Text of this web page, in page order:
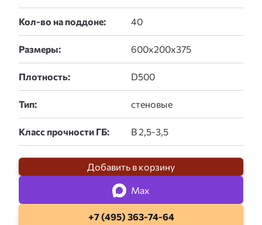
Кол-во на поддоне:
Размеры:
Плотность:
Тип:
Класс прочности ГБ:
Добавить в корзину
Max
+7 (495) 363-74-64